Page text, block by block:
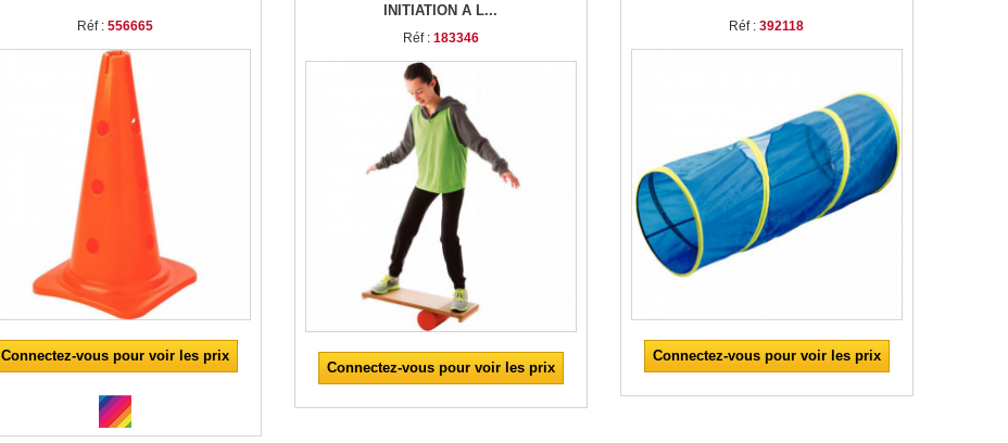
Réf : 556665
Connectez-vous pour voir les prix
INITIATION A L...
Réf : 183346
Connectez-vous pour voir les prix
Réf :392118
Connectez-vous pour voir les prix